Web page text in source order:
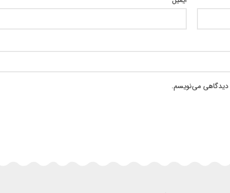
دیدگاهی می‌نویسم.